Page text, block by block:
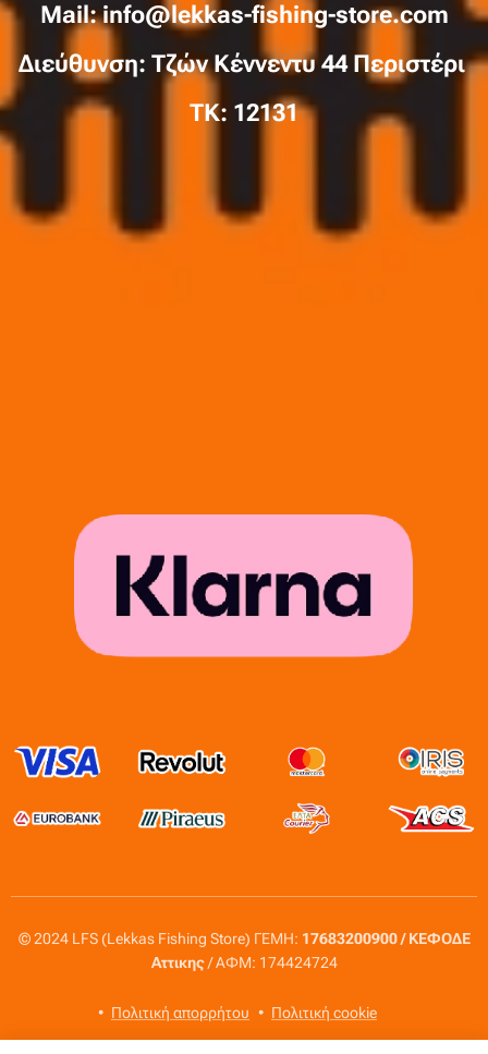
Mail: info@lekkas-fishing-store.com
Διεύθυνση: Τζών Κέννεντυ 44 Περιστέρι
TK: 12131
© 2024 LFS (Lekkas Fishing Store) ΓΕΜΗ: 17683200900 / ΚΕΦΟΔΕ
Αττικης/ ΑΦΜ: 174424724
Πολιτική απορρήτου Πολιτική cookie